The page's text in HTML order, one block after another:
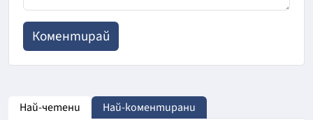
Най-четени Най-коментирани